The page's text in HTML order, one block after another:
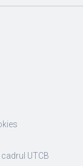
UTCB